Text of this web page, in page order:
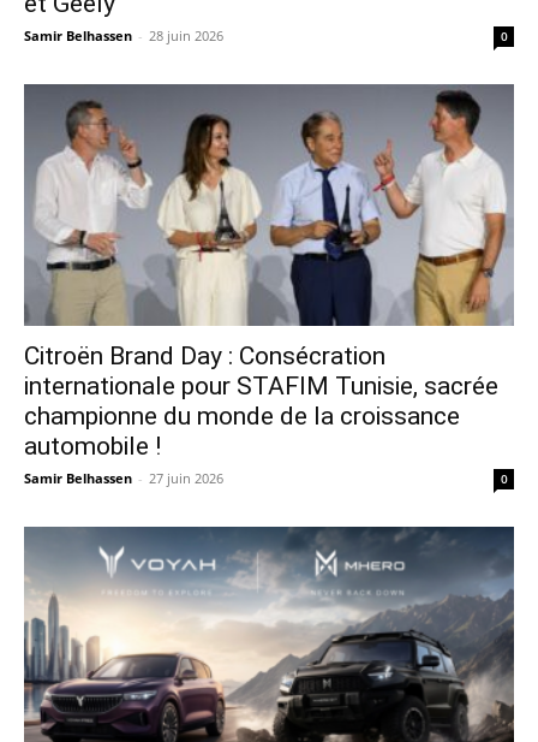
Samir Belhassen - 28 juin 2026 0
Citroën Brand Day : Consécration
internationale pour STAFIM Tunisie, sacrée
championne du monde de la croissance
automobile !
Samir Belhassen - 27 juin 2026 0